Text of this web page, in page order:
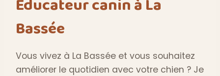
Éducateur canin à La
Bassée
Vous vivez à La Bassée et vous souhaitez
améliorer le quotidien avec votre chien ? Je